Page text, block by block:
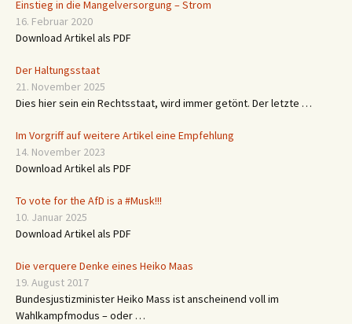
Einstieg in die Mangelversorgung – Strom
16. Februar 2020
Download Artikel als PDF
Der Haltungsstaat
21. November 2025
Dies hier sein ein Rechtsstaat, wird immer getönt. Der letzte …
Im Vorgriff auf weitere Artikel eine Empfehlung
14. November 2023
Download Artikel als PDF
To vote for the AfD is a #Musk!!!
10. Januar 2025
Download Artikel als PDF
Die verquere Denke eines Heiko Maas
19. August 2017
Bundesjustizminister Heiko Mass ist anscheinend voll im
Wahlkampfmodus – oder …